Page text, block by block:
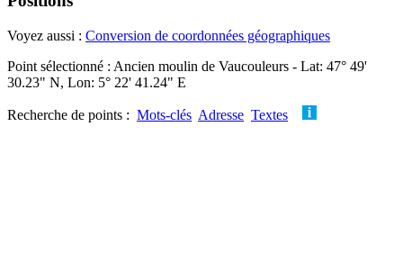
Voyez aussi : Conversion de coordonnées géographiques
Point sélectionné : Ancien moulin de Vaucouleurs - Lat: 47° 49'
30.23" N, Lon: 5° 22' 41.24" E
Recherche de points : Mots-clés Adresse Textes